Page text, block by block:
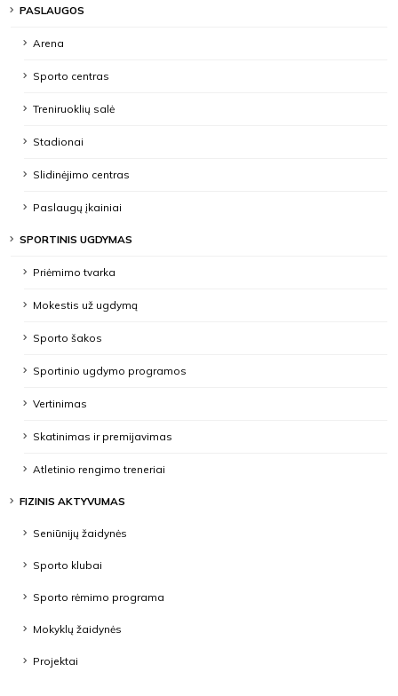
PASLAUGOS
Arena
Sporto centras
Treniruoklių salė
Stadionai
Slidinėjimo centras
Paslaugų įkainiai
SPORTINIS UGDYMAS
Priėmimo tvarka
Mokestis už ugdymą
Sporto šakos
Sportinio ugdymo programos
Vertinimas
Skatinimas ir premijavimas
Atletinio rengimo treneriai
FIZINIS AKTYVUMAS
Seniūnijų žaidynės
Sporto klubai
Sporto rėmimo programa
Mokyklų žaidynės
Projektai